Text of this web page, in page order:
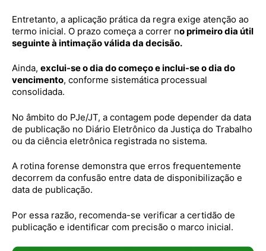
Entretanto, a aplicação prática da regra exige atenção ao
termo inicial. O prazo começa a correr no primeiro dia útil
seguinte à intimação válida da decisão.
Ainda, exclui-se o dia do começo e inclui-se o dia do
vencimento, conforme sistemática processual
consolidada.
No âmbito do PJe/JT, a contagem pode depender da data
de publicação no Diário Eletrônico da Justiça do Trabalho
ou da ciência eletrônica registrada no sistema.
A rotina forense demonstra que erros frequentemente
decorrem da confusão entre data de disponibilização e
data de publicação.
Por essa razão, recomenda-se verificar a certidão de
publicação e identificar com precisão o marco inicial.